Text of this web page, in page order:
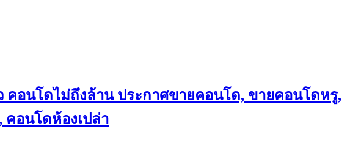
คอนโดไม่ถึงล้าน ประกาศขายคอนโด, ขายคอนโดหรู,
คอนโดห้องเปล่า